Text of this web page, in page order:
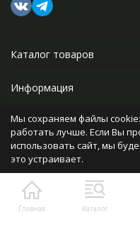
Главная Каталог
Каталог товаров
Информация
Прочее
Политика персональных
Разработано в
bodysite.ru
Мы сохраняем файлы
работать лучше. Если Вы
использовать сайт, мы
это устраивает.